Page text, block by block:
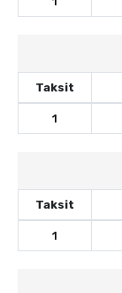
Taksit
1
Taksit
1